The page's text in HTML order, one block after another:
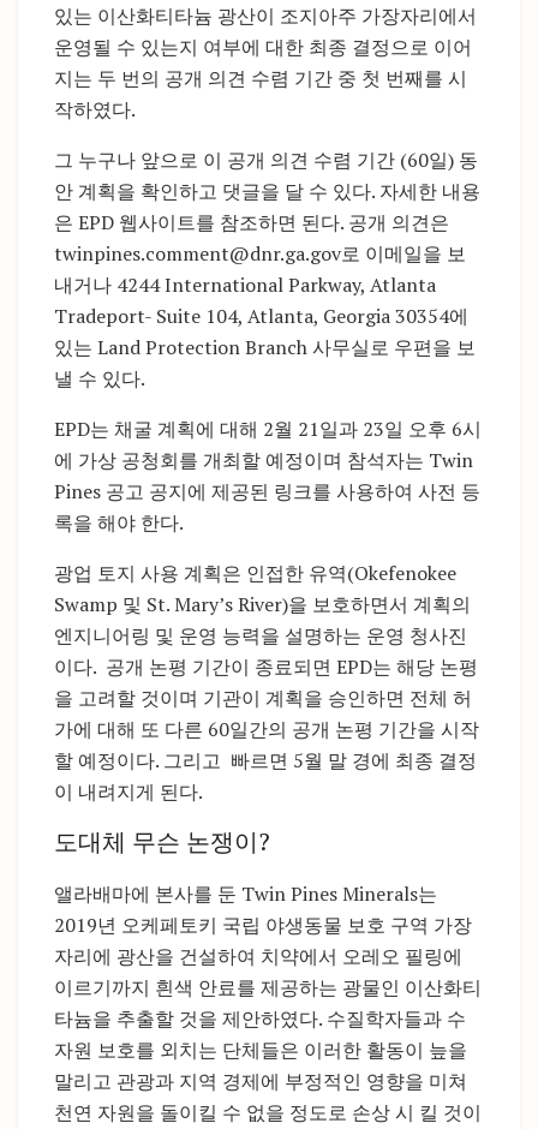
있는 이산화티타늄 광산이 조지아주 가장자리에서
운영될 수 있는지 여부에 대한 최종 결정으로 이어
지는 두 번의 공개 의견 수렴 기간 중 첫 번째를 시
작하였다.
그 누구나 앞으로 이 공개 의견 수렴 기간 (60일) 동
안 계획을 확인하고 댓글을 달 수 있다. 자세한 내용
은 EPD 웹사이트를 참조하면 된다. 공개 의견은
twinpines.comment@dnr.ga.gov로 이메일을 보
내거나 4244 International Parkway, Atlanta
Tradeport- Suite 104, Atlanta, Georgia 30354에
있는 Land Protection Branch 사무실로 우편을 보
낼 수 있다.
EPD는 채굴 계획에 대해 2월 21일과 23일 오후 6시
에 가상 공청회를 개최할 예정이며 참석자는 Twin
Pines 공고 공지에 제공된 링크를 사용하여 사전 등
록을 해야 한다.
광업 토지 사용 계획은 인접한 유역(Okefenokee
Swamp 및 St. Mary’s River)을 보호하면서 계획의
엔지니어링 및 운영 능력을 설명하는 운영 청사진
이다. 공개 논평 기간이 종료되면 EPD는 해당 논평
을 고려할 것이며 기관이 계획을 승인하면 전체 허
가에 대해 또 다른 60일간의 공개 논평 기간을 시작
할 예정이다. 그리고 빠르면 5월 말 경에 최종 결정
이 내려지게 된다.
도대체 무슨 논쟁이?
앨라배마에 본사를 둔 Twin Pines Minerals는
2019년 오케페토키 국립 야생동물 보호 구역 가장
자리에 광산을 건설하여 치약에서 오레오 필링에
이르기까지 흰색 안료를 제공하는 광물인 이산화티
타늄을 추출할 것을 제안하였다. 수질학자들과 수
자원 보호를 외치는 단체들은 이러한 활동이 늪을
말리고 관광과 지역 경제에 부정적인 영향을 미쳐
천연 자원을 돌이킬 수 없을 정도로 손상 시 킬 것이